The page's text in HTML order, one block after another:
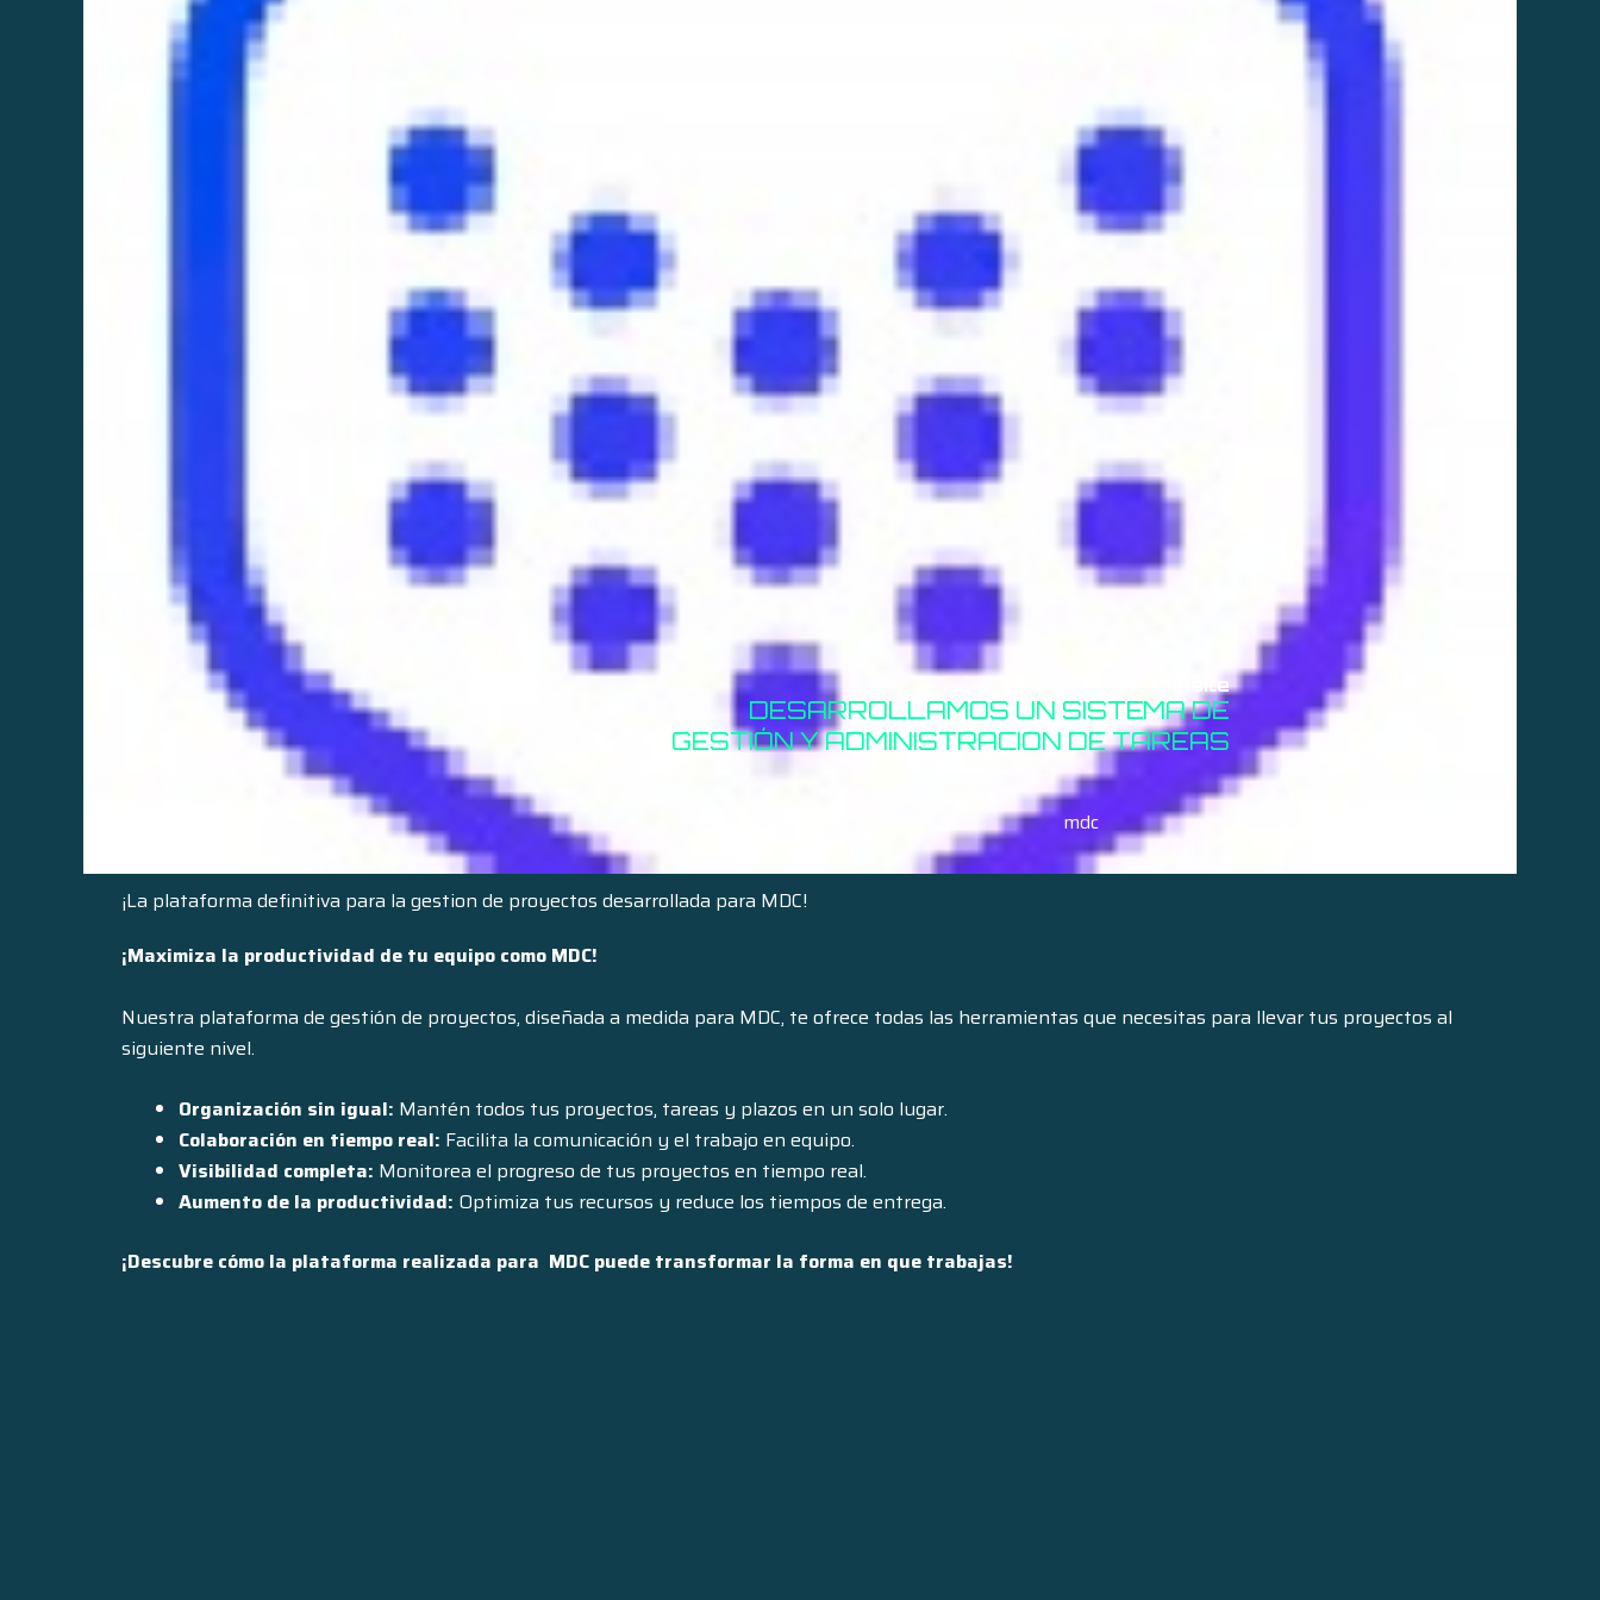
MDC insite
DESARROLLAMOS UN SISTEMA DE
GESTIÓN Y ADMINISTRACION DE TAREAS
mdc
¡La plataforma definitiva para la gestion de proyectos desarrollada para MDC!
¡Maximiza la productividad de tu equipo como MDC!
Nuestra plataforma de gestión de proyectos, diseñada a medida para MDC, te ofrece todas las herramientas que necesitas para llevar tus proyectos al
siguiente nivel.
Organización sin igual: Mantén todos tus proyectos, tareas y plazos en un solo lugar.
Colaboración en tiempo real: Facilita la comunicación y el trabajo en equipo.
Visibilidad completa: Monitorea el progreso de tus proyectos en tiempo real.
Aumento de la productividad: Optimiza tus recursos y reduce los tiempos de entrega.
¡Descubre cómo la plataforma realizada para MDC puede transformar la forma en que trabajas!